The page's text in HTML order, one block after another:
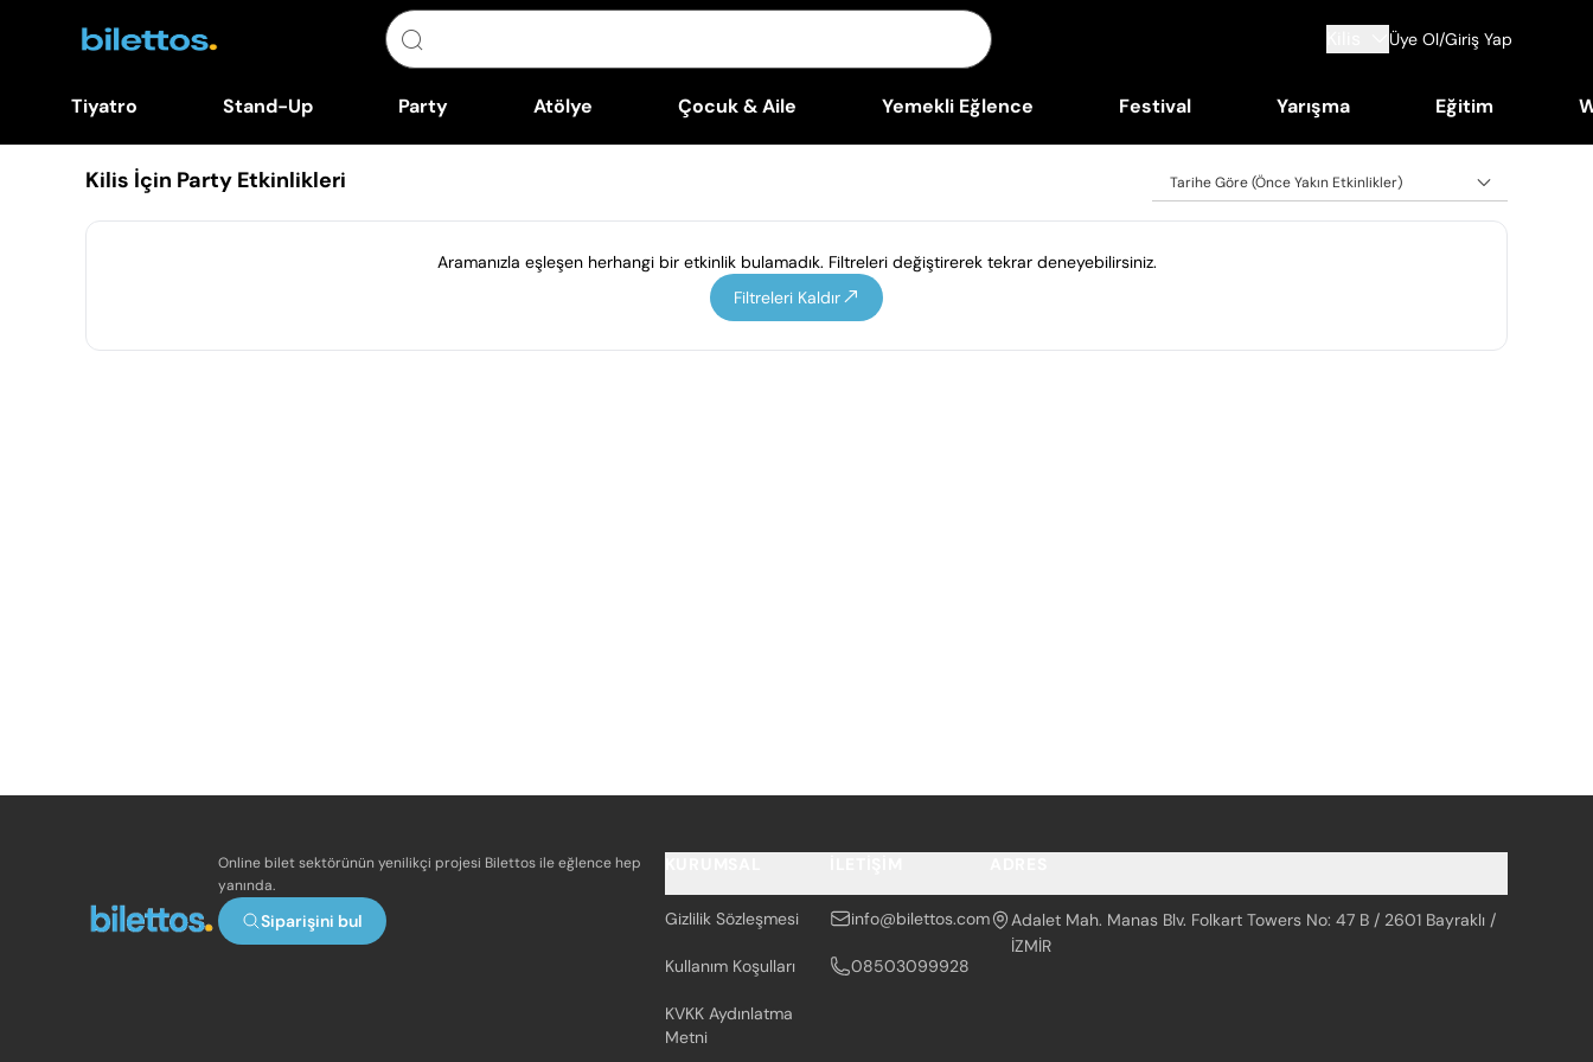
Üye Ol/Giriş Yap
Tiyatro Stand-Up Party Atölye Çocuk & Aile Yemekli Eğlence Festival Yarışma Eğitim
Kilis İçin Party Etkinlikleri Tarihe Göre (Önce Yakın Etkinlikler)
Aramanızla eşleşen herhangi bir etkinlik bulamadık. Filtreleri değiştirerek tekrar deneyebilirsiniz.
Filtreleri Kaldır
Online bilet sektörünün yenilikçi projesi Bilettos ile eğlence hep
yanında.
Siparişini bul Gizlilik Sözleşmesi
Kullanım Koşulları
KVKK Aydınlatma
Metni
info@bilettos.com
08503099928
Adalet Mah. Manas Blv. Folkart Towers No: 47 B / 2601 Bayraklı /
İZMİR